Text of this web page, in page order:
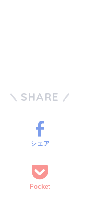
SHARE
シェア
Pocket